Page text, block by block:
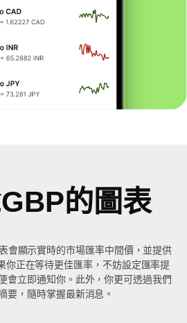
的圖表
會顯示實時的市場匯率中間價，並提供
你正在等待更佳匯率，不妨設定匯率提
會立即通知你。此外，你更可透過我們
要，隨時掌握最新消息。